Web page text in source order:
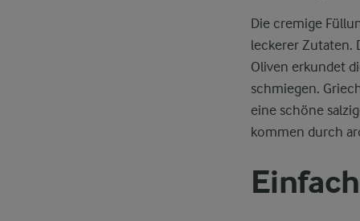
Die cremige
leckerer Zutaten.
Oliven erkundet
schmiegen.
eine schöne
kommen durch